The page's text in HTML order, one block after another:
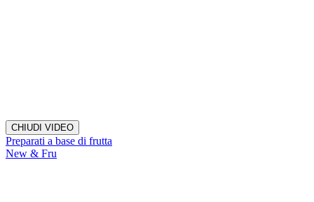
CHIUDI VIDEO
Preparati a base di frutta
New & Fru